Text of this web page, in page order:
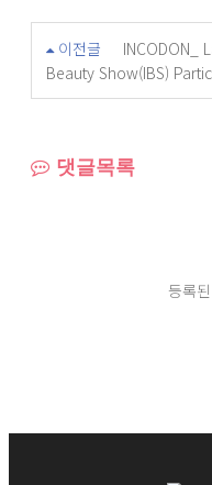
이전글
INCODON_
Beauty Show(IBS)
댓글목록
등록